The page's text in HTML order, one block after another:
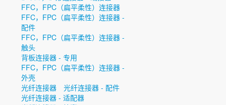
FFC，FPC（扁平柔性）连接器
FFC，FPC（扁平柔性）连接器 -
配件
FFC，FPC（扁平柔性）连接器 -
触头
背板连接器 - 专用
FFC，FPC（扁平柔性）连接器 -
外壳
光纤连接器
光纤连接器 - 配件
光纤连接器 - 适配器